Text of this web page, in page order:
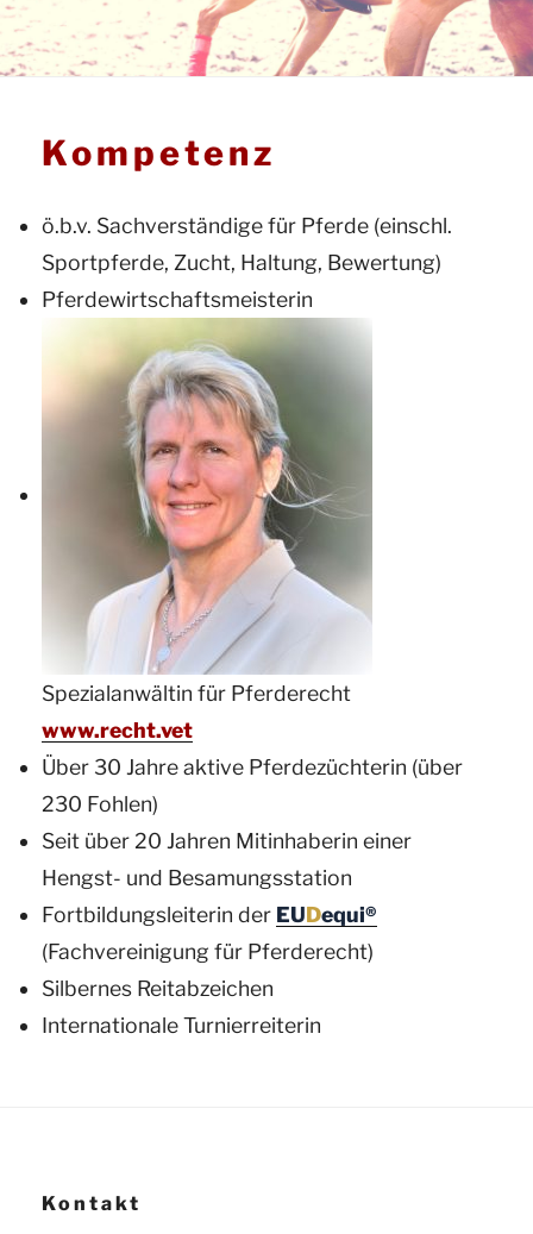
Kompetenz
ö.b.v. Sachverständige für Pferde (einschl.
Sportpferde, Zucht, Haltung, Bewertung)
Pferdewirtschaftsmeisterin
Spezialanwältin für Pferderecht
www.recht.vet
Über 30 Jahre aktive Pferdezüchterin (über
230 Fohlen)
Seit über 20 Jahren Mitinhaberin einer
Hengst- und Besamungsstation
Fortbildungsleiterin der EUDequi®
(Fachvereinigung für Pferderecht)
Silbernes Reitabzeichen
Internationale Turnierreiterin
Kontakt